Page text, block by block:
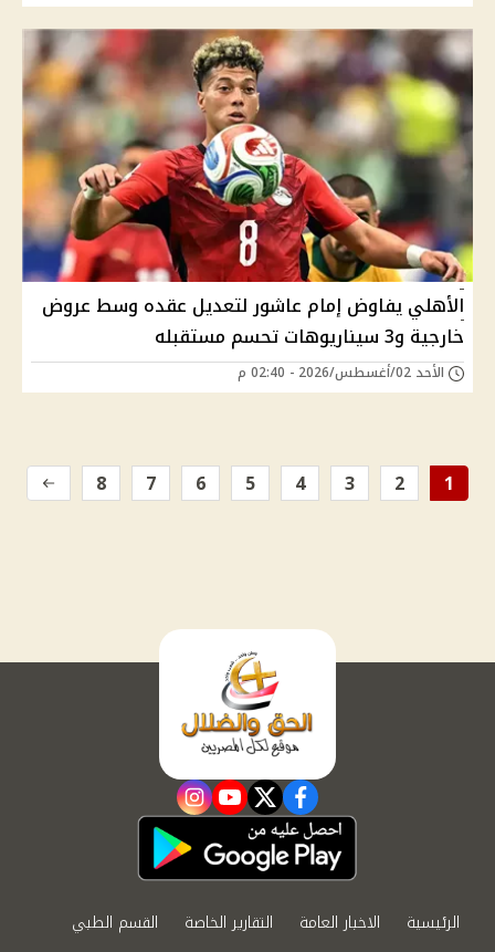
الأهلي يفاوض إمام عاشور لتعديل عقده وسط عروض
خارجية و3 سيناريوهات تحسم مستقبله
الأحد 02/أغسطس/2026 - 02:40 م
1
2
3
4
5
6
7
8
facebook
twitter
youtube
instagram
الرئيسية الاخبار العامة التقارير الخاصة
القسم الطبي